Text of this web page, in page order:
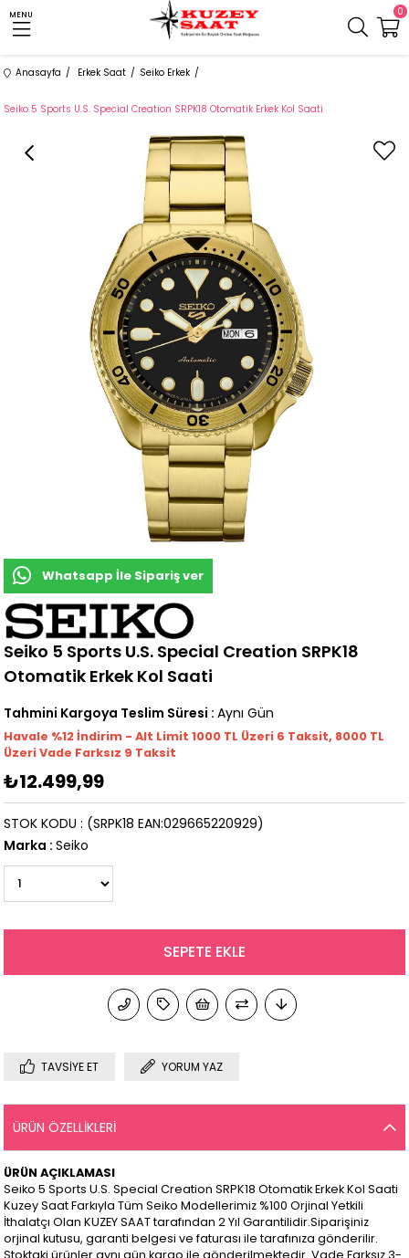
MENU 0
Anasayfa Erkek Saat Seiko Erkek
Seiko 5 Sports U.S. Special Creation SRPK18 Otomatik Erkek Kol Saati
Whatsapp İle Sipariş ver
Seiko 5 Sports U.S. Special Creation SRPK18
Otomatik Erkek Kol Saati
Tahmini Kargoya Teslim Süresi : Aynı Gün
Havale %12 İndirim - Alt Limit 1000 TL Üzeri 6 Taksit, 8000 TL
Üzeri Vade Farksız 9 Taksit
₺12.499,99
(SRPK18 EAN:029665220929)
STOK KODU
Marka : Seiko
TAVSIYE ET YORUM YAZ
ÜRÜN ÖZELLIKLERI
ÜRÜN AÇIKLAMASI
Seiko 5 Sports U.S. Special Creation SRPK18 Otomatik Erkek Kol Saati
Kuzey Saat Farkıyla Tüm Seiko Modellerimiz %100 Orjinal Yetkili
İthalatçı Olan KUZEY SAAT tarafından 2 Yıl Garantilidir.Siparişiniz
orjinal kutusu, garanti belgesi ve faturası ile tarafınıza gönderilir.